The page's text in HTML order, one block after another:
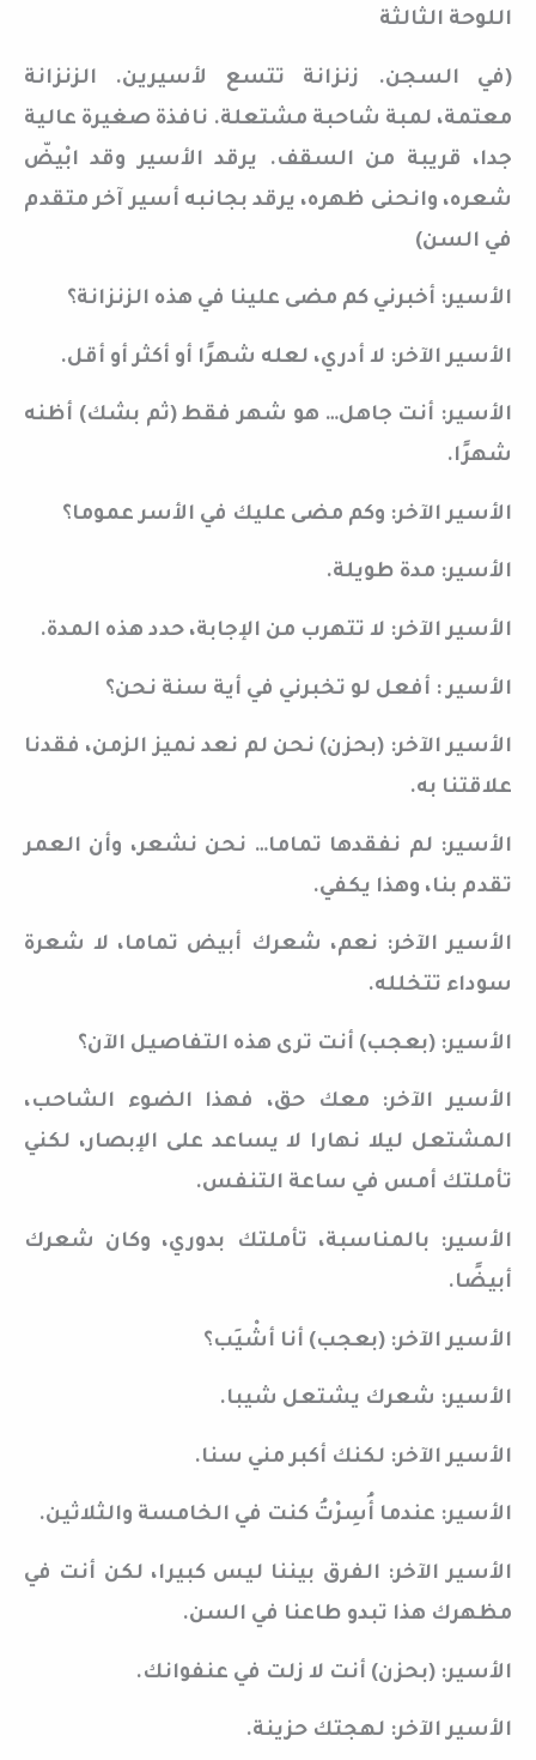
اللوحة الثالثة
(في السجن. زنزانة تتسع لأسيرين. الزنزانة
معتمة، لمبة شاحبة مشتعلة. نافذة صغيرة عالية
جدا، قريبة من السقف. يرقد الأسير وقد ابْيضّ
شعره، وانحنى ظهره، يرقد بجانبه أسير آخر متقدم
في السن)
الأسير: أخبرني كم مضى علينا في هذه الزنزانة؟
الأسير الآخر: لا أدري، لعله شهرًا أو أكثر أو أقل.
الأسير: أنت جاهل… هو شهر فقط (ثم بشك) أظنه
شهرًا.
الأسير الآخر: وكم مضى عليك في الأسر عموما؟
الأسير: مدة طويلة.
الأسير الآخر: لا تتهرب من الإجابة، حدد هذه المدة.
الأسير : أفعل لو تخبرني في أية سنة نحن؟
الأسير الآخر: (بحزن) نحن لم نعد نميز الزمن، فقدنا
علاقتنا به.
الأسير: لم نفقدها تماما… نحن نشعر، وأن العمر
تقدم بنا، وهذا يكفي.
الأسير الآخر: نعم، شعرك أبيض تماما، لا شعرة
سوداء تتخلله.
الأسير: (بعجب) أنت ترى هذه التفاصيل الآن؟
الأسير الآخر: معك حق، فهذا الضوء الشاحب،
المشتعل ليلا نهارا لا يساعد على الإبصار، لكني
تأملتك أمس في ساعة التنفس.
الأسير: بالمناسبة، تأملتك بدوري، وكان شعرك
أبيضًا.
الأسير الآخر: (بعجب) أنا أشْيَب؟
الأسير: شعرك يشتعل شيبا.
الأسير الآخر: لكنك أكبر مني سنا.
الأسير: عندما أُسِرْتُ كنت في الخامسة والثلاثين.
الأسير الآخر: الفرق بيننا ليس كبيرا، لكن أنت في
مظهرك هذا تبدو طاعنا في السن.
الأسير: (بحزن) أنت لا زلت في عنفوانك.
الأسير الآخر: لهجتك حزينة.